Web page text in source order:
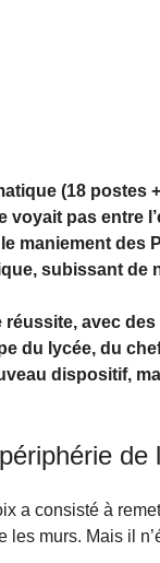
(18 postes
pas entre
maniement des
subissant de
avec
du lycée, du
dispositif,
de
a consisté à
murs. Mais il